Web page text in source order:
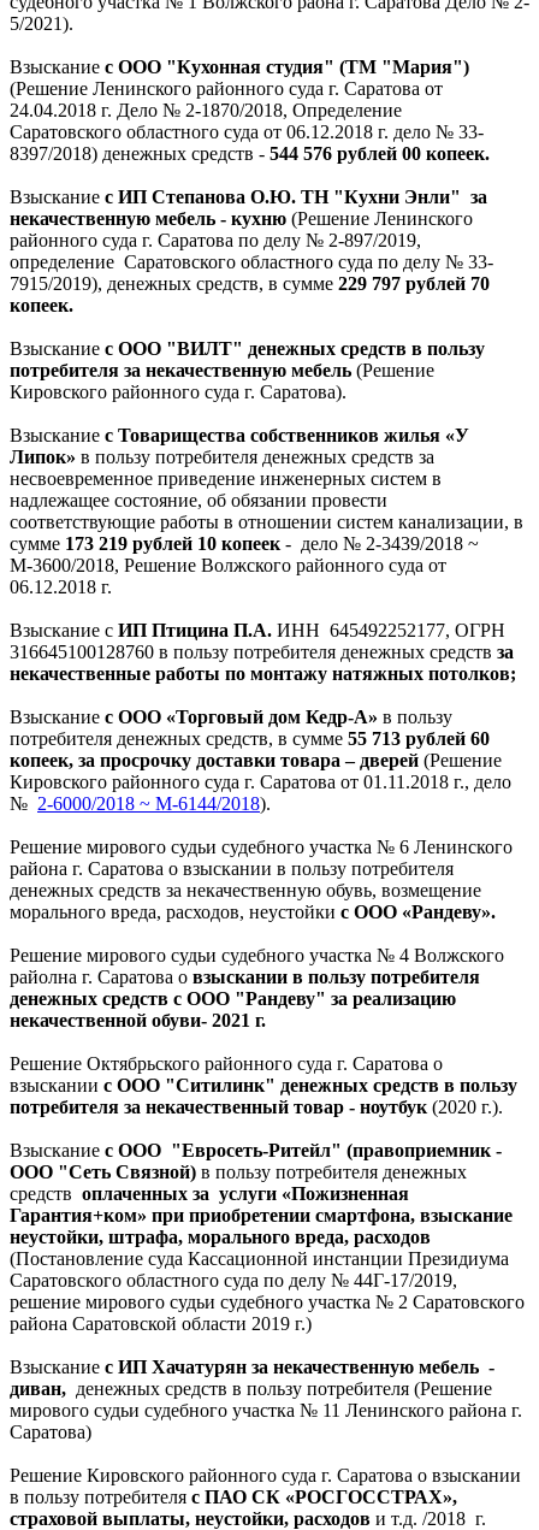
5/2021).
Взыскание с ООО "Кухонная студия" (ТМ "Мария")
(Решение Ленинского районного суда г. Саратова от
24.04.2018 г. Дело № 2-1870/2018, Определение
Саратовского областного суда от 06.12.2018 г. дело № 33-
8397/2018) денежных средств - 544 576 рублей 00 копеек.
Взыскание с ИП Степанова О.Ю. ТН "Кухни Энли" за
некачественную мебель - кухню (Решение Ленинского
районного суда г. Саратова по делу № 2-897/2019,
определение Саратовского областного суда по делу № 33-
7915/2019), денежных средств, в сумме 229 797 рублей 70
копеек.
Взыскание с ООО "ВИЛТ" денежных средств в пользу
потребителя за некачественную мебель (Решение
Кировского районного суда г. Саратова).
Взыскание с Товарищества собственников жилья «У
Липок» в пользу потребителя денежных средств за
несвоевременное приведение инженерных систем в
надлежащее состояние, об обязании провести
соответствующие работы в отношении систем канализации, в
сумме 173 219 рублей 10 копеек - дело № 2-3439/2018 ~
М-3600/2018, Решение Волжского районного суда от
06.12.2018 г.
Взыскание с ИП Птицина П.А. ИНН 645492252177, ОГРН
316645100128760 в пользу потребителя денежных средств за
некачественные работы по монтажу натяжных потолков;
Взыскание с ООО «Торговый дом Кедр-А» в пользу
потребителя денежных средств, в сумме 55 713 рублей 60
копеек, за просрочку доставки товара – дверей (Решение
Кировского районного суда г. Саратова от 01.11.2018 г., дело
№ 2-6000/2018 ~ М-6144/2018).
Решение мирового судьи судебного участка № 6 Ленинского
района г. Саратова о взыскании в пользу потребителя
денежных средств за некачественную обувь, возмещение
морального вреда, расходов, неустойки с ООО «Рандеву».
Решение мирового судьи судебного участка № 4 Волжского
райолна г. Саратова о взыскании в пользу потребителя
денежных средств с ООО "Рандеву" за реализацию
некачественной обуви- 2021 г.
Решение Октябрьского районного суда г. Саратова о
взыскании с ООО "Ситилинк" денежных средств в пользу
потребителя за некачественный товар - ноутбук (2020 г.).
Взыскание с ООО "Евросеть-Ритейл" (правоприемник -
ООО "Сеть Связной) в пользу потребителя денежных
средств оплаченных за услуги «Пожизненная
Гарантия+ком» при приобретении смартфона, взыскание
неустойки, штрафа, морального вреда, расходов
(Постановление суда Кассационной инстанции Президиума
Саратовского областного суда по делу № 44Г-17/2019,
решение мирового судьи судебного участка № 2 Саратовского
района Саратовской области 2019 г.)
Взыскание с ИП Хачатурян за некачественную мебель -
диван, денежных средств в пользу потребителя (Решение
мирового судьи судебного участка № 11 Ленинского района г.
Саратова)
Решение Кировского районного суда г. Саратова о взыскании
в пользу потребителя с ПАО СК «РОСГОССТРАХ»,
страховой выплаты, неустойки, расходов и т.д. /2018 г.